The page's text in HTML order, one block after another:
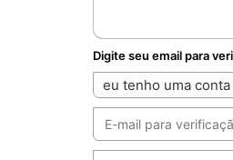
Digite seu email para
eu tenho uma conta